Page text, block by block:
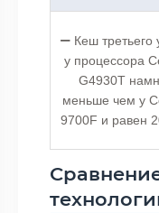
Кеш третьего
у процессора
G4930T
меньше чем у
9700F и равен